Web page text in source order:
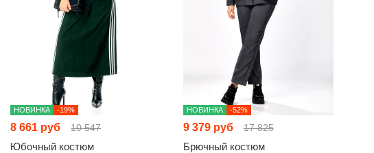
НОВИНКА -19%
8 661 руб 10 547
Юбочный костюм
НОВИНКА -52%
9 379 руб 17 825
Брючный костюм